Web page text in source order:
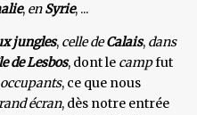
, enSyrie, ...
jungles, celle deCalais, dans
de Lesbos, dont le campfut
, ce que nous
écran, dès notre entrée